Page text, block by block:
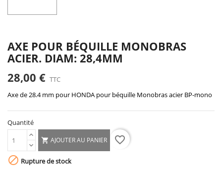
AXE POUR BÉQUILLE MONOBRAS
ACIER. DIAM: 28,4MM
28,00 € TTC
Axe de 28.4 mm pour HONDA pour béquille Monobras acier BP-mono
Quantité
 AJOUTER AU PANIER
favorite_border
 Rupture de stock